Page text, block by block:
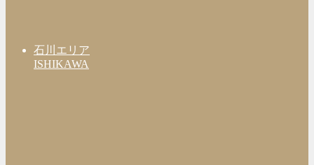
石川エリア
ISHIKAWA